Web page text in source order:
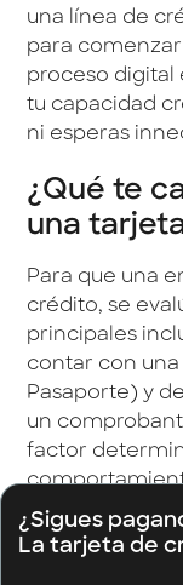
una línea de
para
proceso digital
tu capacidad
ni esperas
¿Qué te
una
Para que una
crédito, se
principales
contar con
Pasaporte) y
un
factor
instituciones
un pagador
¿Sigues
La tarjeta de